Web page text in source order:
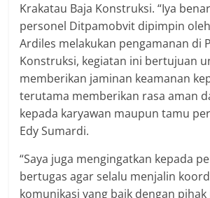
Krakatau Baja Konstruksi. “Iya
personel Ditpamobvit dipimpin
Ardiles melakukan pengamanan di
Konstruksi, kegiatan ini bertujuan
memberikan jaminan keamanan
terutama memberikan rasa aman
kepada karyawan maupun tamu
Edy Sumardi.
“Saya juga mengingatkan kepada
bertugas agar selalu menjalin
komunikasi yang baik dengan